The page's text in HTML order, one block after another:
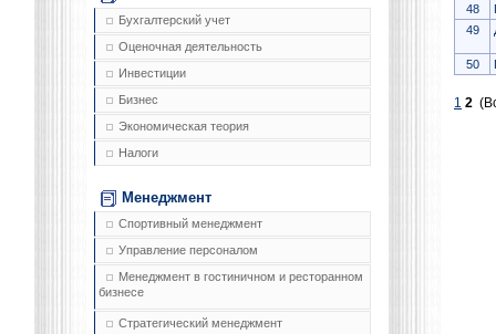
Бухгалтерский учет
Оценочная деятельность
Инвестиции
Бизнес
Экономическая теория
Налоги
Менеджмент
Спортивный менеджмент
Управление персоналом
Менеджмент в гостиничном и ресторанном
бизнесе
Стратегический менеджмент
48
49
50
1 2